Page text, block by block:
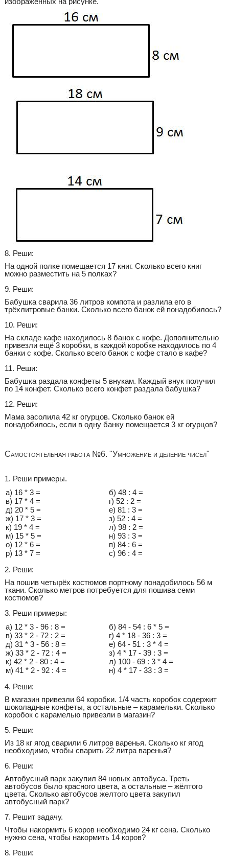
8. Реши:
На одной полке помещается 17 книг. Сколько всего книг
можно разместить на 5 полках?
9. Реши:
Бабушка сварила 36 литров компота и разлила его в
трёхлитровые банки. Сколько всего банок ей понадобилось?
10. Реши:
На складе кафе находилось 8 банок с кофе. Дополнительно
привезли ещё 3 коробки, в каждой коробке находилось по 4
банки с кофе. Сколько всего банок с кофе стало в кафе?
11. Реши:
Бабушка раздала конфеты 5 внукам. Каждый внук получил
по 14 конфет. Сколько всего конфет раздала бабушка?
12. Реши:
Мама засолила 42 кг огурцов. Сколько банок ей
понадобилось, если в одну банку помещается 3 кг огурцов?
Самостоятельная работа №6. "Умножение и деление чисел"
1. Реши примеры.
а) 16 * 3 =
б) 48 : 4 =
в) 17 * 4 =
г) 52 : 2 =
д) 20 * 5 =
е) 81 : 3 =
ж) 17 * 3 =
з) 52 : 4 =
к) 19 * 4 =
л) 98 : 2 =
м) 15 * 5 =
н) 93 : 3 =
о) 12 * 6 =
п) 84 : 6 =
р) 13 * 7 =
с) 96 : 4 =
2. Реши:
На пошив четырёх костюмов портному понадобилось 56 м
ткани. Сколько метров потребуется для пошива семи
костюмов?
3. Реши примеры:
а) 12 * 3 - 96 : 8 =
б) 84 - 54 : 6 * 5 =
в) 33 * 2 - 72 : 2 =
г) 4 * 18 - 36 : 3 =
д) 31 * 3 - 56 : 8 =
е) 64 - 51 : 3 * 4 =
ж) 33 * 2 - 72 : 4 =
з) 4 * 17 - 39 : 3 =
к) 42 * 2 - 80 : 4 =
л) 100 - 69 : 3 * 4 =
м) 41 * 2 - 92 : 4 =
н) 4 * 17 - 33 : 3 =
4. Реши:
В магазин привезли 64 коробки. 1/4 часть коробок содержит
шоколадные конфеты, а остальные – карамельки. Сколько
коробок с карамелью привезли в магазин?
5. Реши:
Из 18 кг ягод сварили 6 литров варенья. Сколько кг ягод
необходимо, чтобы сварить 22 литра варенья?
6. Реши:
Автобусный парк закупил 84 новых автобуса. Треть
автобусов было красного цвета, а остальные – жёлтого
цвета. Сколько автобусов желтого цвета закупил
автобусный парк?
7. Решит задачу.
Чтобы накормить 6 коров необходимо 24 кг сена. Сколько
нужно сена, чтобы накормить 14 коров?
8. Реши: